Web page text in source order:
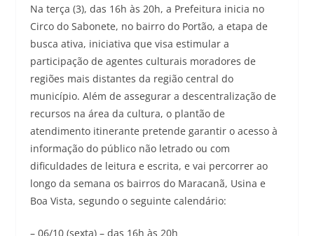
Na terça (3), das 16h às 20h, a Prefeitura inicia no
Circo do Sabonete, no bairro do Portão, a etapa de
busca ativa, iniciativa que visa estimular a
participação de agentes culturais moradores de
regiões mais distantes da região central do
município. Além de assegurar a descentralização de
recursos na área da cultura, o plantão de
atendimento itinerante pretende garantir o acesso à
informação do público não letrado ou com
dificuldades de leitura e escrita, e vai percorrer ao
longo da semana os bairros do Maracanã, Usina e
Boa Vista, segundo o seguinte calendário:
– 06/10 (sexta) – das 16h às 20h